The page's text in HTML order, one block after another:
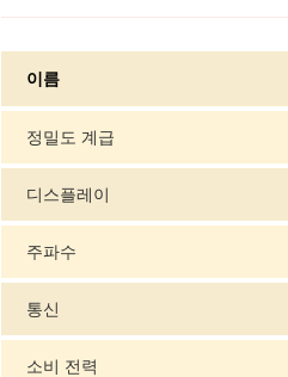
이름
정밀도 계급
디스플레이
주파수
통신
소비 전력